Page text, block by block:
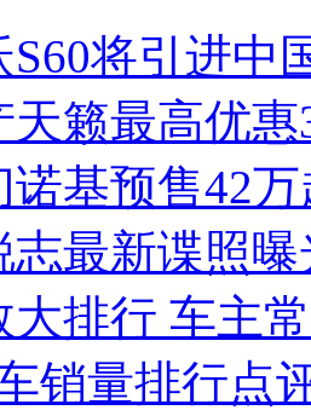
S60将引进中
天籁最高优
诺基预售42
志最新谍照
大排行 车主
销量排行点